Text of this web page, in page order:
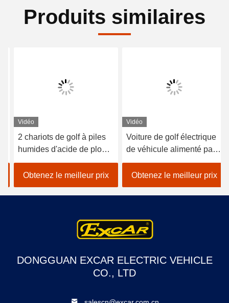
Produits similaires
Vidéo
2 chariots de golf à piles
humides d'acide de plomb
de sièges/golf avec des
erreurs électrique de
voiture
Obtenez le meilleur prix
Vidéo
Voiture de golf électrique
de véhicule alimenté par
batterie au lithium 48V
EXCAR A1S6 + 2 blanc
Obtenez le meilleur prix
DONGGUAN EXCAR ELECTRIC VEHICLE
CO., LTD